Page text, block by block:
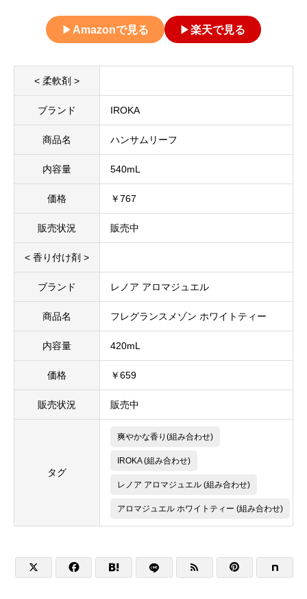
▶ Amazonで見る ▶楽天で見る
< 柔軟剤 >
ブランド IROKA
商品名 ハンサムリーフ
内容量 540mL
価格 ￥767
販売状況 販売中
< 香り付け剤 >
ブランド レノア アロマジュエル
商品名 フレグランスメゾン ホワイトティー
内容量 420mL
価格 ￥659
販売状況 販売中
タグ
爽やかな香り(組み合わせ)
IROKA (組み合わせ)
レノア アロマジュエル (組み合わせ)
アロマジュエル ホワイトティー (組み合わせ)
    